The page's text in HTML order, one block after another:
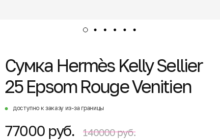
Сумка Hermès Kelly Sellier
25 Epsom Rouge Venitien
доступно к заказу из-за границы
77000 руб. 140000 руб.